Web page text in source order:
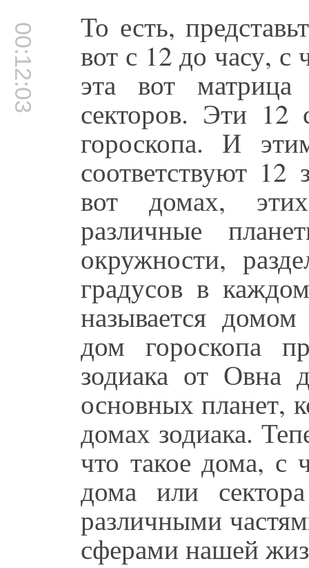
00:12:03 То есть,
вот с 12 до часу, с
эта вот
секторов. Эти 12
гороскопа. И
соответствуют
вот домах,
различные
окружности,
градусов в
называется
дом гороскопа
зодиака от Овна
основных планет,
домах зодиака.
что такое дома, с
дома или
различными
сферами нашей